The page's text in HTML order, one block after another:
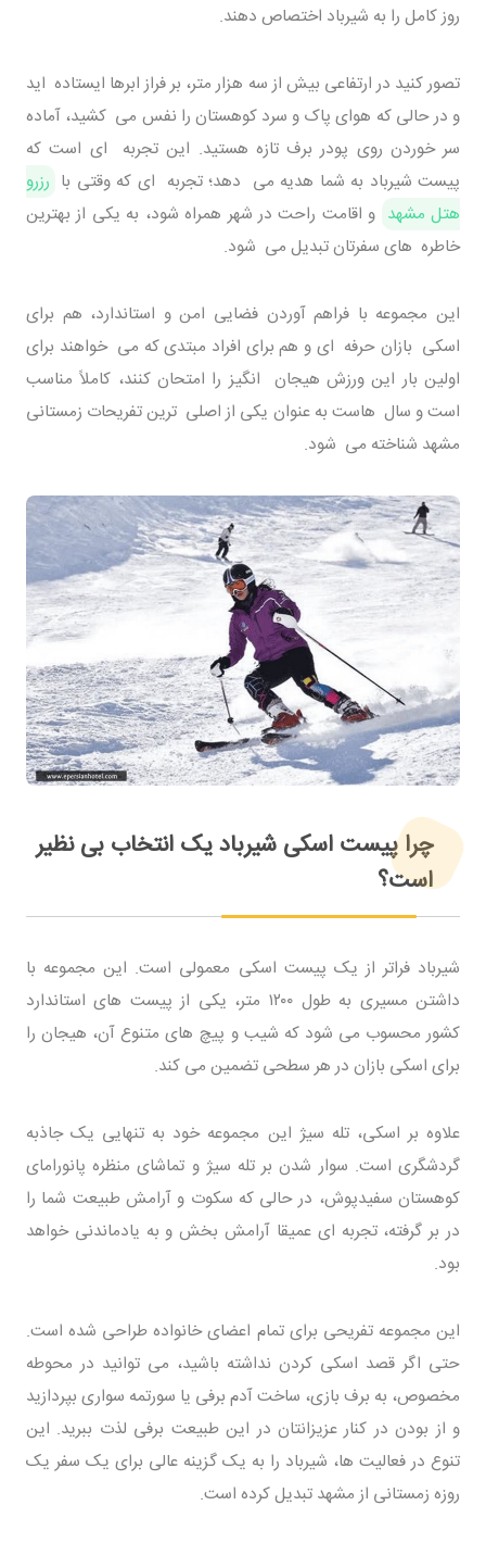
روز کامل را به شیرباد اختصاص دهند.
تصور کنید در ارتفاعی بیش از سه هزار متر، بر فراز ابرها ایستاده اید
و در حالی که هوای پاک و سرد کوهستان را نفس می کشید، آماده
سر خوردن روی پودر برف تازه هستید. این تجربه ای است که
پیست شیرباد به شما هدیه می دهد؛ تجربه ای که وقتی با رزرو
هتل مشهد و اقامت راحت در شهر همراه شود، به یکی از بهترین
خاطره های سفرتان تبدیل می شود.
این مجموعه با فراهم آوردن فضایی امن و استاندارد، هم برای
اسکی بازان حرفه ای و هم برای افراد مبتدی که می خواهند برای
اولین بار این ورزش هیجان انگیز را امتحان کنند، کاملاً مناسب
است و سال هاست به عنوان یکی از اصلی ترین تفریحات زمستانی
مشهد شناخته می شود.
چرا پیست اسکی شیرباد یک انتخاب بی نظیر
است؟
شیرباد فراتر از یک پیست اسکی معمولی است. این مجموعه با
داشتن مسیری به طول ۱۲۰۰ متر، یکی از پیست های استاندارد
کشور محسوب می شود که شیب و پیچ های متنوع آن، هیجان را
برای اسکی بازان در هر سطحی تضمین می کند.
علاوه بر اسکی، تله سیژ این مجموعه خود به تنهایی یک جاذبه
گردشگری است. سوار شدن بر تله سیژ و تماشای منظره پانورامای
کوهستان سفیدپوش، در حالی که سکوت و آرامش طبیعت شما را
در بر گرفته، تجربه ای عمیقا آرامش بخش و به یادماندنی خواهد
بود.
این مجموعه تفریحی برای تمام اعضای خانواده طراحی شده است.
حتی اگر قصد اسکی کردن نداشته باشید، می توانید در محوطه
مخصوص، به برف بازی، ساخت آدم برفی یا سورتمه سواری بپردازید
و از بودن در کنار عزیزانتان در این طبیعت برفی لذت ببرید. این
تنوع در فعالیت ها، شیرباد را به یک گزینه عالی برای یک سفر یک
روزه زمستانی از مشهد تبدیل کرده است.